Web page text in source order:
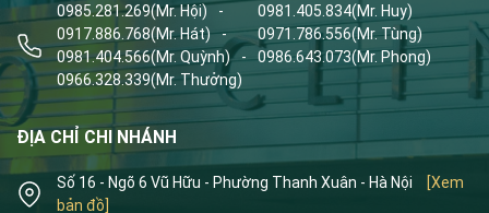
0985.281.269(Mr. Hội) - 0981.405.834(Mr. Huy)
0917.886.768(Mr. Hát) - 0971.786.556(Mr. Tùng)
0981.404.566(Mr. Quỳnh) - 0986.643.073(Mr. Phong)
0966.328.339(Mr. Thưởng)
ĐỊA CHỈ CHI NHÁNH
Số 16 - Ngõ 6 Vũ Hữu - Phường Thanh Xuân - Hà Nội
[Xem
bản đồ]